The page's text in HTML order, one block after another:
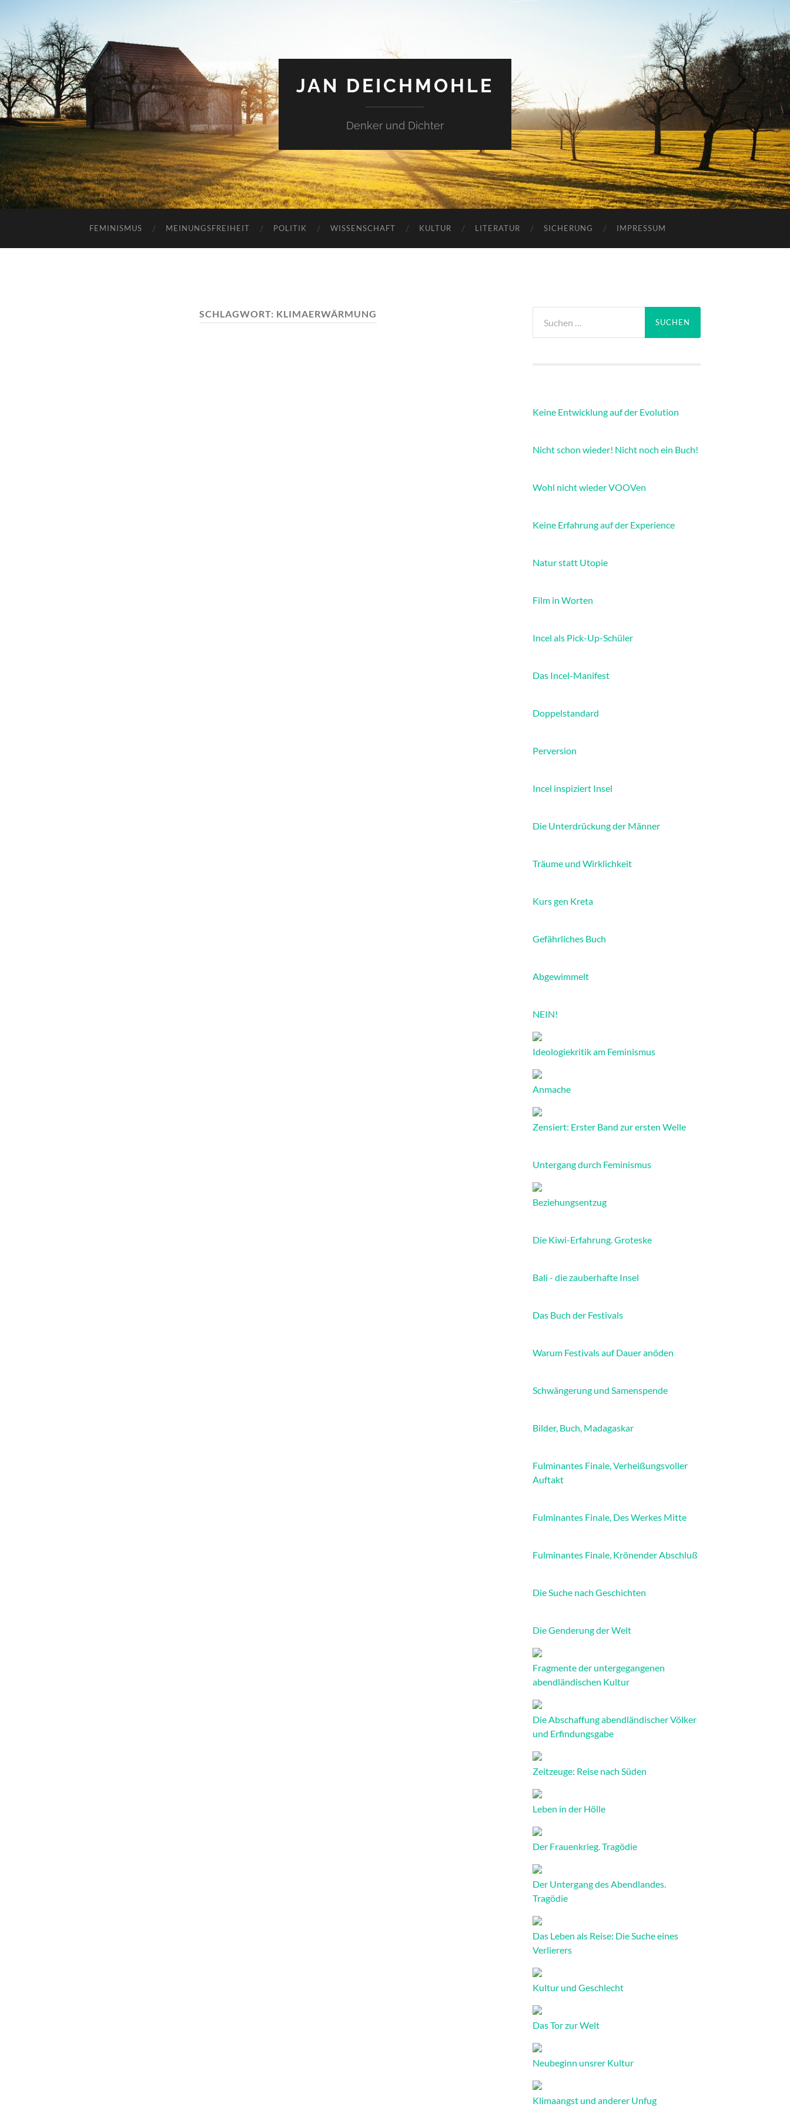
JAN DEICHMOHLE
Denker und Dichter
FEMINISMUS MEINUNGSFREIHEIT POLITIK WISSENSCHAFT KULTUR LITERATUR SICHERUNG IMPRESSUM
SCHLAGWORT: KLIMAERWÄRMUNG
nach:
Keine Entwicklung auf der Evolution
Nicht schon wieder! Nicht noch ein Buch!
Wohl nicht wieder VOOVen
Keine Erfahrung auf der Experience
Natur statt Utopie
Film in Worten
Incel als Pick-Up-Schüler
Das Incel-Manifest
Doppelstandard
Perversion
Incel inspiziert Insel
Die Unterdrückung der Männer
Träume und Wirklichkeit
Kurs gen Kreta
Gefährliches Buch
Abgewimmelt
NEIN!
Ideologiekritik am Feminismus
Anmache
Zensiert: Erster Band zur ersten Welle
Untergang durch Feminismus
Beziehungsentzug
Die Kiwi-Erfahrung. Groteske
Bali - die zauberhafte Insel
Das Buch der Festivals
Warum Festivals auf Dauer anöden
Schwängerung und Samenspende
Bilder, Buch, Madagaskar
Fulminantes Finale, Verheißungsvoller
Auftakt
Fulminantes Finale, Des Werkes Mitte
Fulminantes Finale, Krönender Abschluß
Die Suche nach Geschichten
Die Genderung der Welt
Fragmente der untergegangenen
abendländischen Kultur
Die Abschaffung abendländischer Völker
und Erfindungsgabe
Zeitzeuge: Reise nach Süden
Leben in der Hölle
Der Frauenkrieg. Tragödie
Der Untergang des Abendlandes.
Tragödie
Das Leben als Reise: Die Suche eines
Verlierers
Kultur und Geschlecht
Das Tor zur Welt
Neubeginn unsrer Kultur
Klimaangst und anderer Unfug